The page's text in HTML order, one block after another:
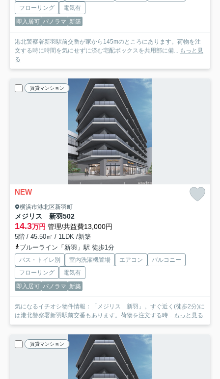
フローリング
電気有
即入居可 パノラマ 新築
港北警察署新羽駅前交番が家から145mのところにあります。荷物を注
文する時に時間を気にせずに済む宅配ボックスを共用部に備... もっと見
る
賃貸マンション
NEW
横浜市港北区新羽町
メジリス 新羽502
14.3万円 管理/共益費13,000円
5階 / 45.50㎡ / 1LDK /新築
ブルーライン「新羽」駅 徒歩1分
バス・トイレ別 室内洗濯機置場 エアコン
バルコニー
フローリング
電気有
即入居可 パノラマ 新築
気になるイチオシ物件情報：「メジリス 新羽」。すぐ近く(徒歩2分)に
は港北警察署新羽駅前交番もあります。荷物を注文する時...
もっと見る
賃貸マンション